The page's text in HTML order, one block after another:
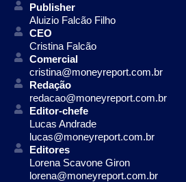
Publisher
Aluizio Falcão Filho
CEO
Cristina Falcão
Comercial
cristina@moneyreport.com.br
Redação
redacao@moneyreport.com.br
Editor-chefe
Lucas Andrade
lucas@moneyreport.com.br
Editores
Lorena Scavone Giron
lorena@moneyreport.com.br